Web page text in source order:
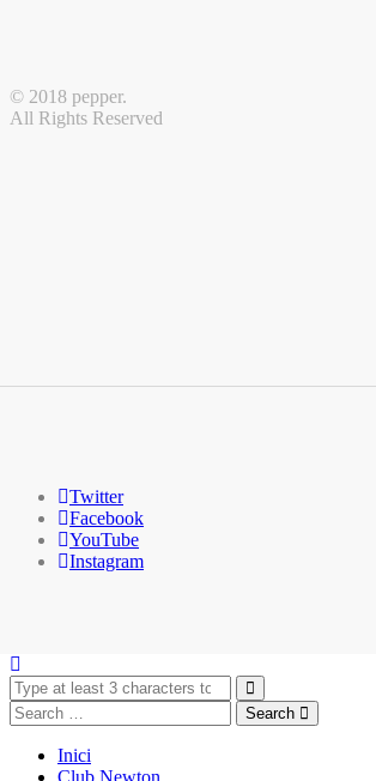
© 2018 pepper.
All Rights Reserved
Twitter
Facebook
YouTube
Instagram
Search
Inici
Club Newton